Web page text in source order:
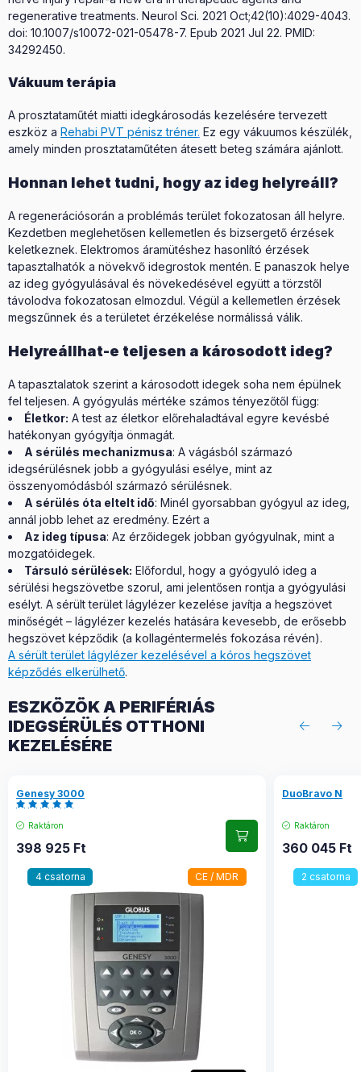
regenerative treatments. Neurol Sci. 2021 Oct;42(10):4029-4043.
doi: 10.1007/s10072-021-05478-7. Epub 2021 Jul 22. PMID:
34292450.
Vákuum terápia
A prosztataműtét miatti idegkárosodás kezelésére tervezett
eszköz a Rehabi PVT pénisz tréner. Ez egy vákuumos készülék,
amely minden prosztataműtéten átesett beteg számára ajánlott.
Honnan lehet tudni, hogy az ideg helyreáll?
A regenerációsorán a problémás terület fokozatosan áll helyre.
Kezdetben meglehetősen kellemetlen és bizsergető érzések
keletkeznek. Elektromos áramütéshez hasonlító érzések
tapasztalhatók a növekvő idegrostok mentén. E panaszok helye
az ideg gyógyulásával és növekedésével együtt a törzstől
távolodva fokozatosan elmozdul. Végül a kellemetlen érzések
megszűnnek és a területet érzékelése normálissá válik.
Helyreállhat-e teljesen a károsodott ideg?
A tapasztalatok szerint a károsodott idegek soha nem épülnek
fel teljesen. A gyógyulás mértéke számos tényezőtől függ:
Életkor: A test az életkor előrehaladtával egyre kevésbé
hatékonyan gyógyítja önmagát.
A sérülés mechanizmusa: A vágásból származó
idegsérülésnek jobb a gyógyulási esélye, mint az
összenyomódásból származó sérülésnek.
A sérülés óta eltelt idő: Minél gyorsabban gyógyul az ideg,
annál jobb lehet az eredmény. Ezért a
Az ideg típusa: Az érzőidegek jobban gyógyulnak, mint a
mozgatóidegek.
Társuló sérülések: Előfordul, hogy a gyógyuló ideg a
sérülési hegszövetbe szorul, ami jelentősen rontja a gyógyulási
esélyt. A sérült terület lágylézer kezelése javítja a hegszövet
minőségét – lágylézer kezelés hatására kevesebb, de erősebb
hegszövet képződik (a kollagéntermelés fokozása révén).
A sérült terület lágylézer kezelésével a kóros hegszövet
képződés elkerülhető.
ESZKÖZÖK A PERIFÉRIÁS
IDEGSÉRÜLÉS OTTHONI
KEZELÉSÉRE
Genesy 3000
Raktáron
398 925 Ft
4 csatorna CE / MDR
DuoBravo N
Raktáron
360 045Ft
2 csatorna